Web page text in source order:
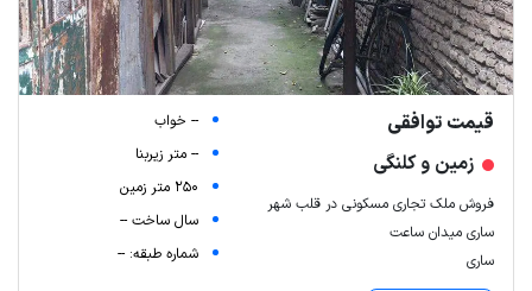
ariamarz.com
قیمت توافقی
زمین و کلنگی
فروش ملک تجاری مسکونی در قلب شهر
ساری میدان ساعت
ساری
-- خواب
-- متر زیربنا
250 متر زمین
سال ساخت --
شماره طبقه: --